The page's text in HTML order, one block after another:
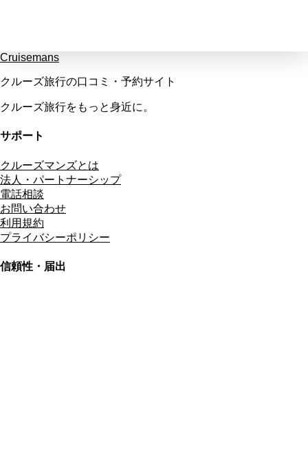
Cruisemans
クルーズ旅行の口コミ・予約サイト
クルーズ旅行をもっと身近に。
サポート
クルーズマンズとは
法人・パートナーシップ
電話相談
お問い合わせ
利用規約
プライバシーポリシー
信頼性・届出